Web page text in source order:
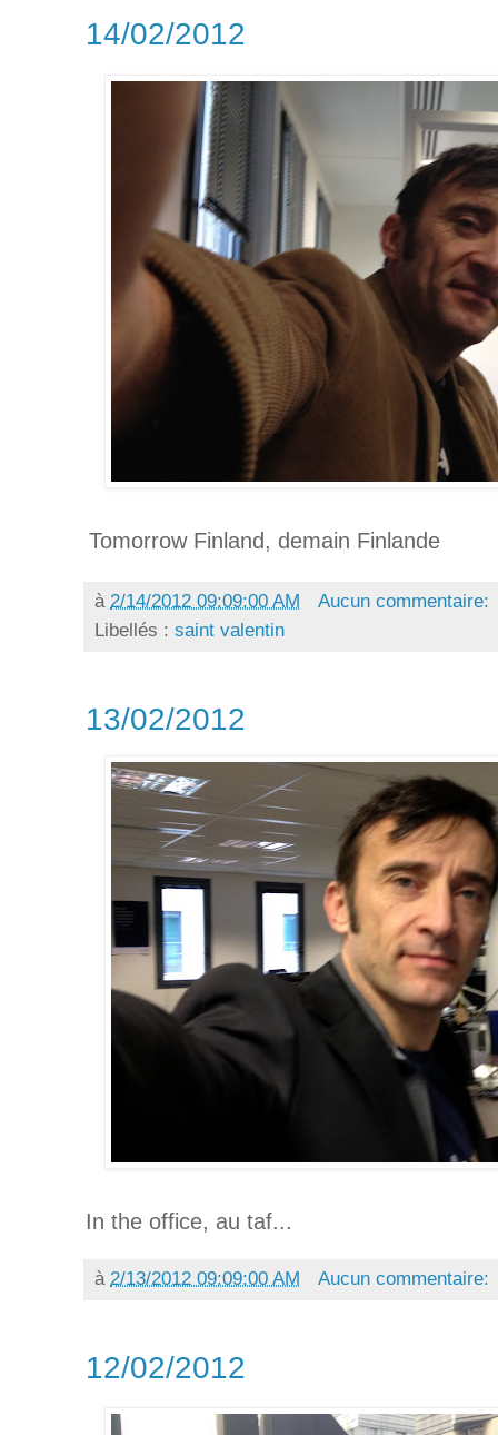
14/02/2012
Tomorrow Finland, demain Finlande
à 2/14/2012 09:09:00 AM
Aucun commentaire:
Libellés : saint valentin
13/02/2012
In the office, au taf...
à 2/13/2012 09:09:00 AM Aucun commentaire:
12/02/2012